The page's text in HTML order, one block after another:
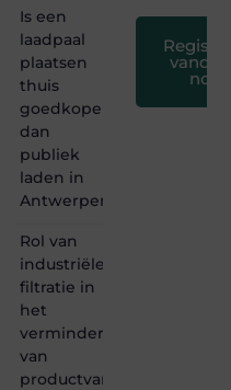
Is een
laadpaal
plaatsen
thuis
goedkoper
dan
publiek
laden in
Antwerpen?
Rol van
industriële
filtratie in
het
verminderen
van
productvariatie
nog